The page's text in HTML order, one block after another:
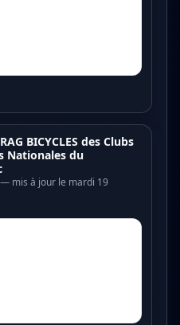
BICYCLES des Clubs
Nationales du
mis à jour le mardi 19